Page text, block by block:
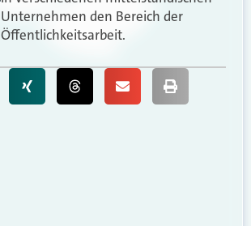
Unternehmen den Bereich der
Öffentlichkeitsarbeit.